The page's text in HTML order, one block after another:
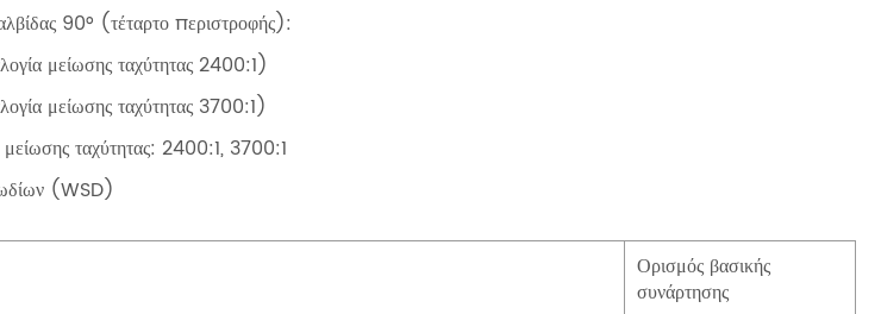
90° (τέταρτο περιστροφής):
μείωσης ταχύτητας 2400:1)
μείωσης ταχύτητας 3700:1)
ταχύτητας: 2400:1, 3700:1
(WSD)
Ορισμός βασικής
συνάρτησης